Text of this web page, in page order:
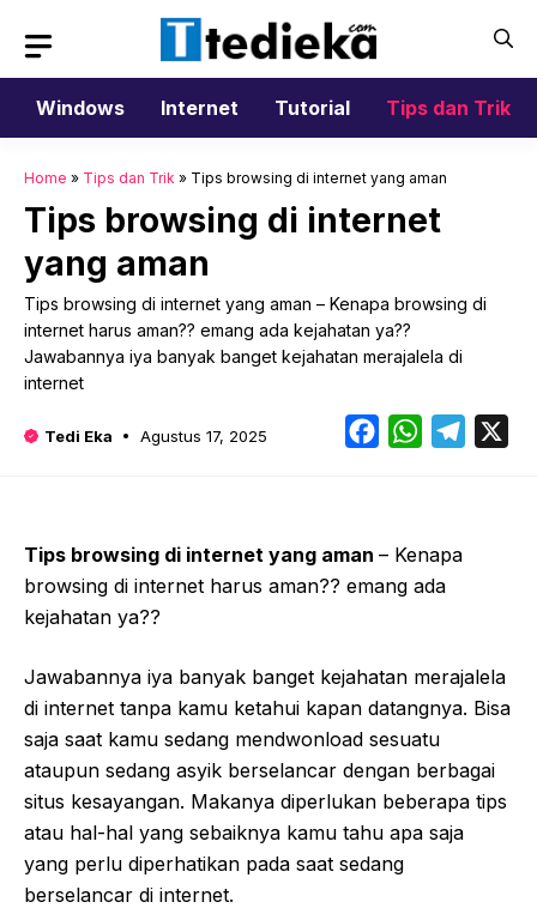
isi
Windows
Internet Tutorial Tips dan Trik
Home » Tips dan Trik » Tips browsing di internet yang aman
Tips browsing di internet
yang aman
Tips browsing di internet yang aman – Kenapa browsing di
internet harus aman?? emang ada kejahatan ya??
Jawabannya iya banyak banget kejahatan merajalela di
internet
Tedi Eka Agustus 17, 2025 FacebookWhatsApp
Tips browsing di internet yang aman – Kenapa
browsing di internet harus aman?? emang ada
kejahatan ya??
Jawabannya iya banyak banget kejahatan merajalela
di internet tanpa kamu ketahui kapan datangnya. Bisa
saja saat kamu sedang mendwonload sesuatu
ataupun sedang asyik berselancar dengan berbagai
situs kesayangan. Makanya diperlukan beberapa tips
atau hal-hal yang sebaiknya kamu tahu apa saja
yang perlu diperhatikan pada saat sedang
berselancar di internet.